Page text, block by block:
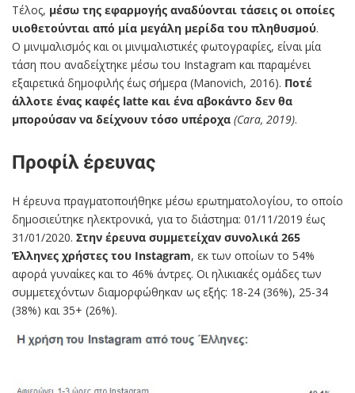
Τέλος, μέσω της εφαρμογής αναδύονται τάσεις οι οποίες
υιοθετούνται από μία μεγάλη μερίδα του πληθυσμού.
Ο μινιμαλισμός και οι μινιμαλιστικές φωτογραφίες, είναι μία
τάση που αναδείχτηκε μέσω του Instagram και παραμένει
εξαιρετικά δημοφιλής έως σήμερα (Manovich, 2016). Ποτέ
άλλοτε ένας καφές latte και ένα αβοκάντο δεν θα
μπορούσαν να δείχνουν τόσο υπέροχα (Cara, 2019).
Προφίλ έρευνας
Η έρευνα πραγματοποιήθηκε μέσω ερωτηματολογίου, το οποίο
δημοσιεύτηκε ηλεκτρονικά, για το διάστημα: 01/11/2019 έως
31/01/2020. Στην έρευνα συμμετείχαν συνολικά 265
Έλληνες χρήστες του Instagram, εκ των οποίων το 54%
αφορά γυναίκες και το 46% άντρες. Οι ηλικιακές ομάδες των
συμμετεχόντων διαμορφώθηκαν ως εξής: 18-24 (36%), 25-34
(38%) και 35+ (26%).